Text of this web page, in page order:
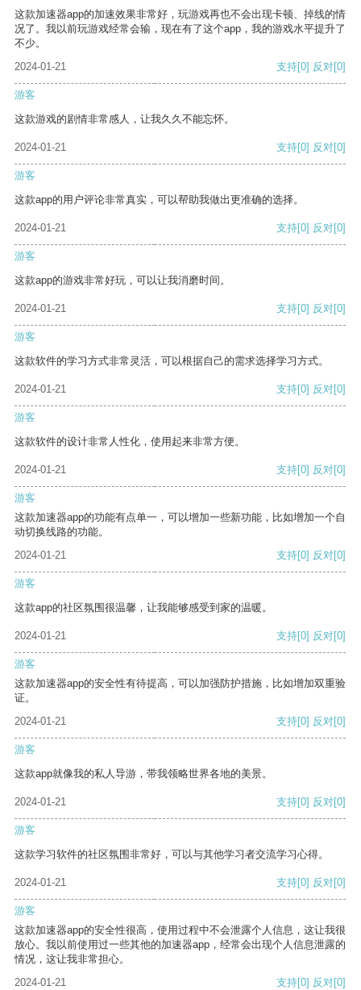
这款加速器app的加速效果非常好，玩游戏再也不会出现卡顿、掉线的情
况了。我以前玩游戏经常会输，现在有了这个app，我的游戏水平提升了
不少。
2024-01-21
支持[0] 反对[0]
游客
这款游戏的剧情非常感人，让我久久不能忘怀。
2024-01-21 支持[0] 反对[0]
游客
这款app的用户评论非常真实，可以帮助我做出更准确的选择。
2024-01-21 支持[0] 反对[0]
游客
这款app的游戏非常好玩，可以让我消磨时间。
2024-01-21 支持[0] 反对[0]
游客
这款软件的学习方式非常灵活，可以根据自己的需求选择学习方式。
2024-01-21 支持[0] 反对[0]
游客
这款软件的设计非常人性化，使用起来非常方便。
2024-01-21 支持[0] 反对[0]
游客
这款加速器app的功能有点单一，可以增加一些新功能，比如增加一个自
动切换线路的功能。
2024-01-21
支持[0] 反对[0]
游客
这款app的社区氛围很温馨，让我能够感受到家的温暖。
2024-01-21 支持[0] 反对[0]
游客
这款加速器app的安全性有待提高，可以加强防护措施，比如增加双重验
证。
2024-01-21
支持[0] 反对[0]
游客
这款app就像我的私人导游，带我领略世界各地的美景。
2024-01-21 支持[0] 反对[0]
游客
这款学习软件的社区氛围非常好，可以与其他学习者交流学习心得。
2024-01-21 支持[0] 反对[0]
游客
这款加速器app的安全性很高，使用过程中不会泄露个人信息，这让我很
放心。我以前使用过一些其他的加速器app，经常会出现个人信息泄露的
情况，这让我非常担心。
2024-01-21
支持[0] 反对[0]